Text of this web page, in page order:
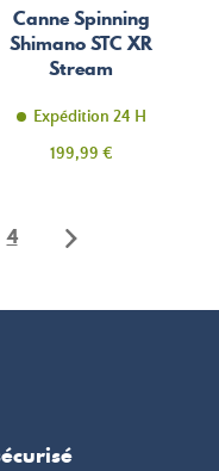
Canne Spinning
Shimano STC XR
Stream
Expédition 24 H
Prix
199,99 €
4